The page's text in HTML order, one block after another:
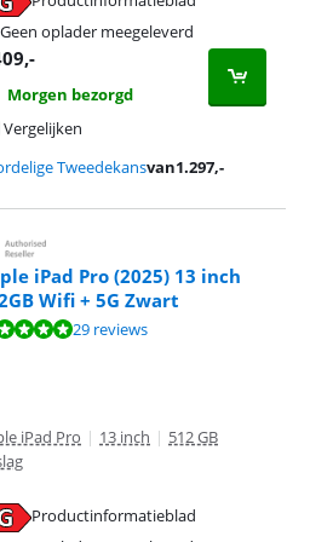
Geen oplader meegeleverd
,-
Morgen bezorgd
Vergelijken
Tweedekansvan1.297,-
iPad Pro (2025) 13 inch
Wifi + 5G Zwart
op 29 reviews.
29 reviews
iPad Pro | 13 inch | 512 GB
Productinformatieblad